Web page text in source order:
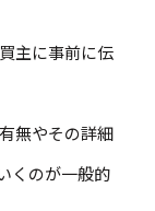
主に事前に伝
無やその詳細
くのが一般的